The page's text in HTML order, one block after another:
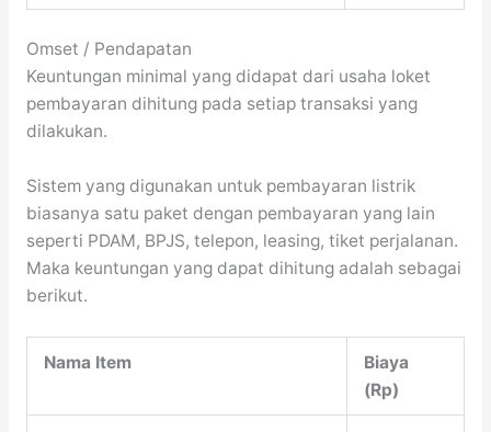
Omset / Pendapatan
Keuntungan minimal yang didapat dari usaha loket
pembayaran dihitung pada setiap transaksi yang
dilakukan.
Sistem yang digunakan untuk pembayaran listrik
biasanya satu paket dengan pembayaran yang lain
seperti PDAM, BPJS, telepon, leasing, tiket perjalanan.
Maka keuntungan yang dapat dihitung adalah sebagai
berikut.
Nama Item
Biaya
(Rp)